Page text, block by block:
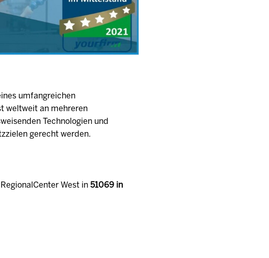
umfangreichen
weltweit an mehreren
Technologien und
gerecht werden.
West in 51069 in